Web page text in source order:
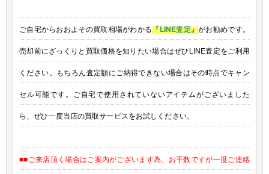
ご自宅からおおよその買取相場がわかる『LINE査定』がお勧めです。
売却前にざっくりと買取価格を知りたい場合はぜひLINE査定をご利用
ください。もちろん査定額にご納得できない場合はその時点でキャン
セル可能です。ご自宅で使用されていないアイテムがございました
ら、ぜひ一度当店の買取サービスをお試しください。
■■ご来店頂く場合はご案内がございます為、お手数ですが一度ご連絡